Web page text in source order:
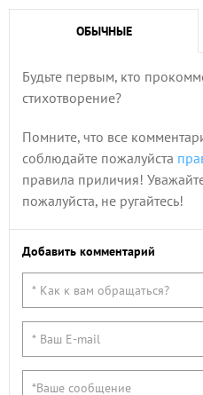
ОБЫЧНЫЕ
Будьте первым, кто
стихотворение?
Помните, что все
соблюдайте пожалуйста
правила приличия!
пожалуйста, не ругайтесь!
Добавить комментарий